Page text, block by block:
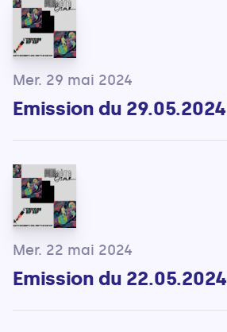
Mer. 29 mai 2024
Emission du 29.05.2024
Mer. 22 mai 2024
Emission du 22.05.2024